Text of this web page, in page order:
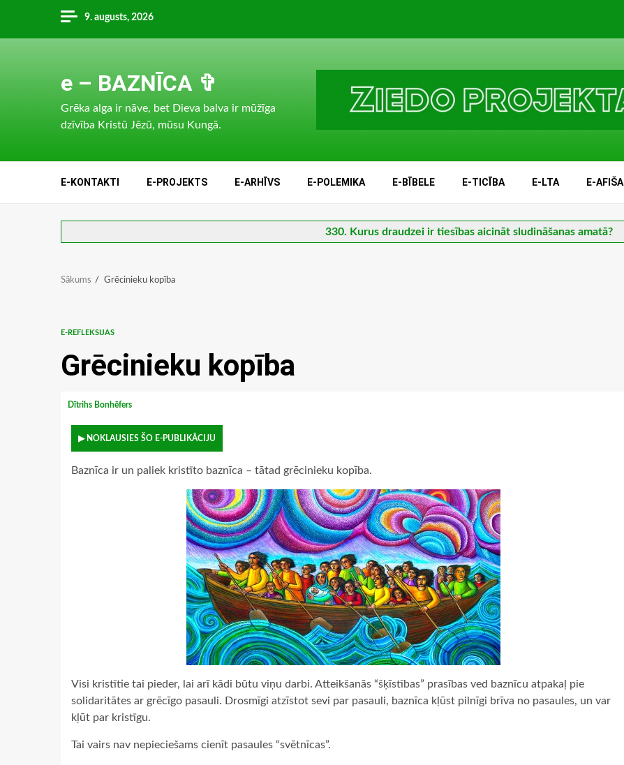
content
9. augusts, 2026
e – BAZNĪCA ✞
Grēka alga ir nāve, bet Dieva balva ir mūžīga
dzīvība Kristū Jēzū, mūsu Kungā.
E-KONTAKTI E-PROJEKTS E-ARHĪVS E-POLEMIKA E-BĪBELE E-TICĪBA E-LTA E-AFIŠA
330. Kurus draudzei ir tiesības aicināt sludināšanas amatā?
Sākums Grēcinieku kopība
E-REFLEKSIJAS
Grēcinieku kopība
Dītrihs Bonhēfers
▶ NOKLAUSIES ŠO E-PUBLIKĀCIJU
Baznīca ir un paliek kristīto baznīca – tātad grēcinieku kopība.
Visi kristītie tai pieder, lai arī kādi būtu viņu darbi. Atteikšanās “šķīstības” prasības ved baznīcu atpakaļ pie
solidaritātes ar grēcīgo pasauli. Drosmīgi atzīstot sevi par pasauli, baznīca kļūst pilnīgi brīva no pasaules, un var
kļūt par kristīgu.
Tai vairs nav nepieciešams cienīt pasaules “svētnīcas”.